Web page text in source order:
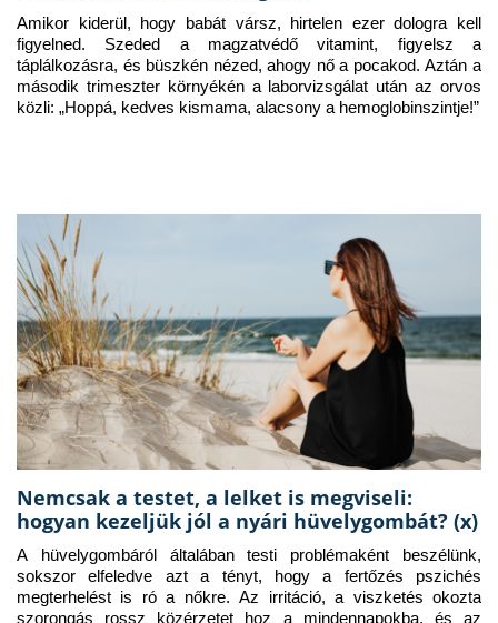
Amikor kiderül, hogy babát vársz, hirtelen ezer dologra kell
figyelned. Szeded a magzatvédő vitamint, figyelsz a
táplálkozásra, és büszkén nézed, ahogy nő a pocakod. Aztán a
második trimeszter környékén a laborvizsgálat után az orvos
közli: „Hoppá, kedves kismama, alacsony a hemoglobinszintje!”
Nemcsak a testet, a lelket is megviseli:
hogyan kezeljük jól a nyári hüvelygombát? (x)
A hüvelygombáról általában testi problémaként beszélünk,
sokszor elfeledve azt a tényt, hogy a fertőzés pszichés
megterhelést is ró a nőkre. Az irritáció, a viszketés okozta
szorongás rossz közérzetet hoz a mindennapokba, és az